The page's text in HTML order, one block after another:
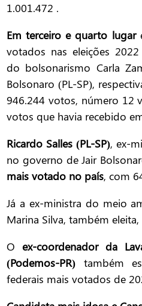
1.001.472 .
Em terceiro e quarto lugar
votados nas eleições
do bolsonarismo Carla
Bolsonaro (PL-SP),
946.244 votos, número 12
votos que havia recebido
Ricardo Salles (PL-SP), ex-
no governo de Jair
mais votado no país, com
Já a ex-ministra do meio
Marina Silva, também
Oex-coordenador da
(Podemos-PR) também
federais mais votados de